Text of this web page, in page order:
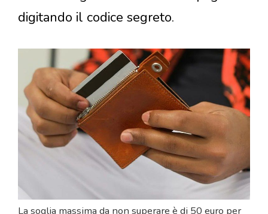
digitando il codice segreto.
La soglia massima da non superare è di 50 euro per